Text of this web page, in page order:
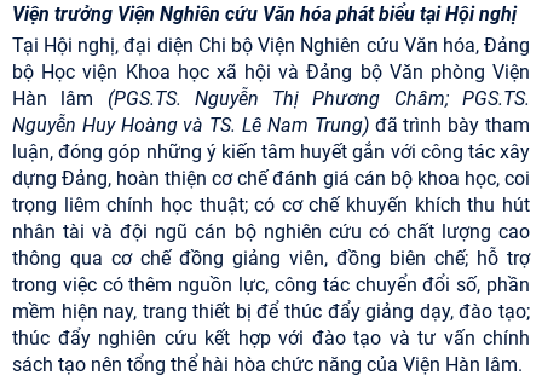
Viện trưởng Viện Nghiên cứu Văn hóa phát biểu tại Hội nghị
Tại Hội nghị, đại diện Chi bộ Viện Nghiên cứu Văn hóa, Đảng
bộ Học viện Khoa học xã hội và Đảng bộ Văn phòng Viện
Hàn lâm (PGS.TS. Nguyễn Thị Phương Châm; PGS.TS.
Nguyễn Huy Hoàng và TS. Lê Nam Trung)đã trình bày tham
luận, đóng góp những ý kiến tâm huyết gắn với công tác xây
dựng Đảng, hoàn thiện cơ chế đánh giá cán bộ khoa học, coi
trọng liêm chính học thuật; có cơ chế khuyến khích thu hút
nhân tài và đội ngũ cán bộ nghiên cứu có chất lượng cao
thông qua cơ chế đồng giảng viên, đồng biên chế; hỗ trợ
trong việc có thêm nguồn lực, công tác chuyển đổi số, phần
mềm hiện nay, trang thiết bị để thúc đẩy giảng dạy, đào tạo;
thúc đẩy nghiên cứu kết hợp với đào tạo và tư vấn chính
sách tạo nên tổng thể hài hòa chức năng của Viện Hàn lâm.